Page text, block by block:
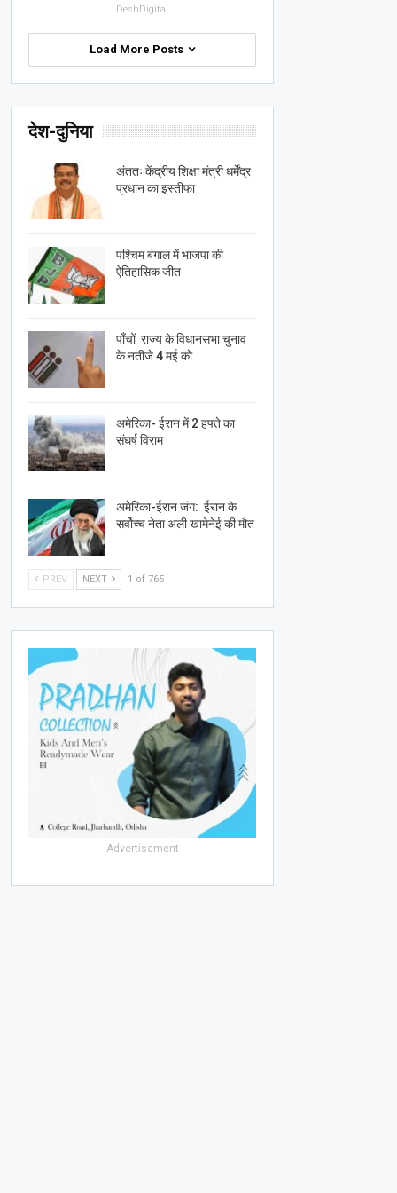
DeshDigital
Load More Posts
देश-दुनिया
अंततः केंद्रीय शिक्षा मंत्री धर्मेंद्र
प्रधान का इस्तीफा
पश्चिम बंगाल में भाजपा की
ऐतिहासिक जीत
पाँचों राज्य के विधानसभा चुनाव
के नतीजे 4 मई को
अमेरिका- ईरान में 2 हफ्ते का
संघर्ष विराम
अमेरिका-ईरान जंग: ईरान के
सर्वोच्च नेता अली खामेनेई की मौत
PREV NEXT 1 of 765
- Advertisement -